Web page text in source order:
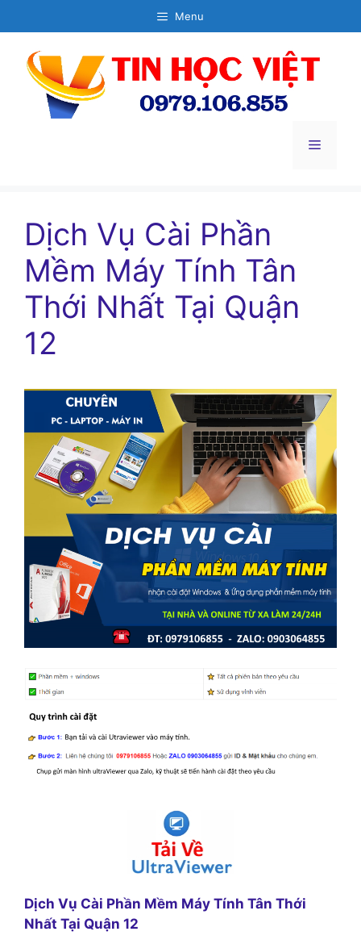
đến
dung
Menu
Menu
Dịch Vụ Cài Phần
Mềm Máy Tính Tân
Thới Nhất Tại Quận
12
Dịch Vụ Cài Phần Mềm Máy Tính Tân Thới
Nhất Tại Quận 12